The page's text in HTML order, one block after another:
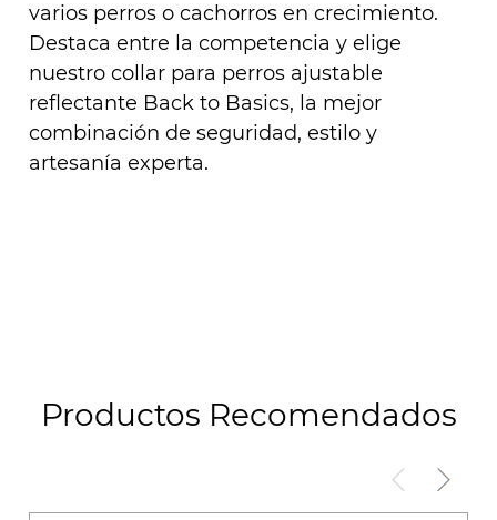
varios perros o cachorros en crecimiento.
Destaca entre la competencia y elige
nuestro collar para perros ajustable
reflectante Back to Basics, la mejor
combinación de seguridad, estilo y
artesanía experta.
Productos Recomendados